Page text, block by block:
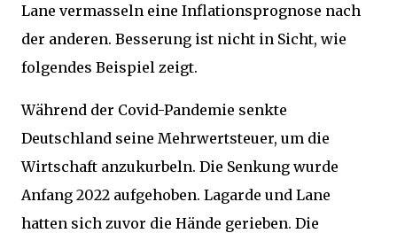
Lane vermasseln eine Inflationsprognose nach
der anderen. Besserung ist nicht in Sicht, wie
folgendes Beispiel zeigt.
Während der Covid-Pandemie senkte
Deutschland seine Mehrwertsteuer, um die
Wirtschaft anzukurbeln. Die Senkung wurde
Anfang 2022 aufgehoben. Lagarde und Lane
hatten sich zuvor die Hände gerieben. Die